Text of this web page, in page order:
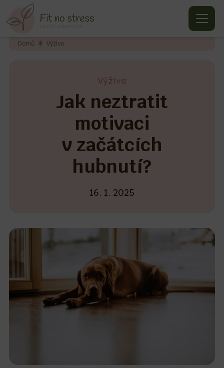
Domů Výživa
Výživa
Jak neztratit
motivaci
v začátcích
hubnutí?
16. 1. 2025